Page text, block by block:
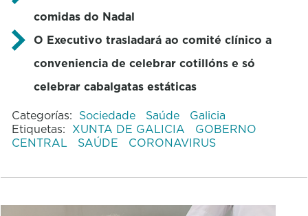
comidas do Nadal
O Executivo trasladará ao comité clínico a
conveniencia de celebrar cotillóns e só
celebrar cabalgatas estáticas
Categorías: Sociedade Saúde
Galicia
Etiquetas: XUNTA DE GALICIA
GOBERNO
CENTRAL
SAÚDE CORONAVIRUS